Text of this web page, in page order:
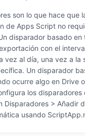
son lo que hace que
de Apps Script no
disparador basado en
con el
vez al día, una vez a la
Un disparador
ocurre algo en Drive
los disparadores
Disparadores > Añadir
usando